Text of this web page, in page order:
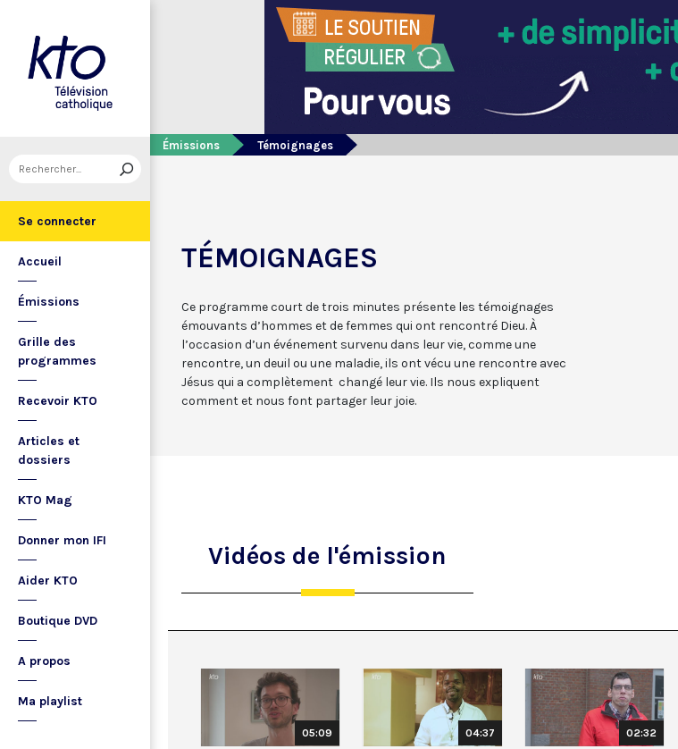
Se connecter
Accueil
Émissions
Grille des
programmes
Recevoir KTO
Articles et
dossiers
KTO Mag
Donner mon IFI
Aider KTO
Boutique DVD
A propos
Ma playlist
Émissions Témoignages
TÉMOIGNAGES
Ce programme court de trois minutes présente les témoignages
émouvants d’hommes et de femmes qui ont rencontré Dieu. À
l’occasion d’un événement survenu dans leur vie, comme une
rencontre, un deuil ou une maladie, ils ont vécu une rencontre avec
Jésus qui a complètement changé leur vie. Ils nous expliquent
comment et nous font partager leur joie.
Vidéos de l'émission
05:09 04:37 02:32